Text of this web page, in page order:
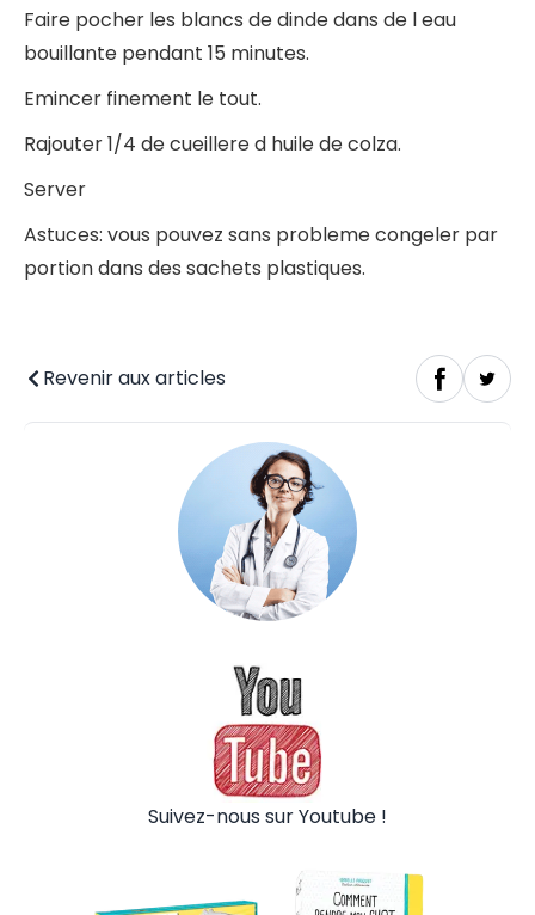
Faire pocher les blancs de dinde dans de l eau
bouillante pendant 15 minutes.
Emincer finement le tout.
Rajouter 1/4 de cueillere d huile de colza.
Server
Astuces: vous pouvez sans probleme congeler par
portion dans des sachets plastiques.
Revenir aux articles
Suivez-nous sur Youtube !